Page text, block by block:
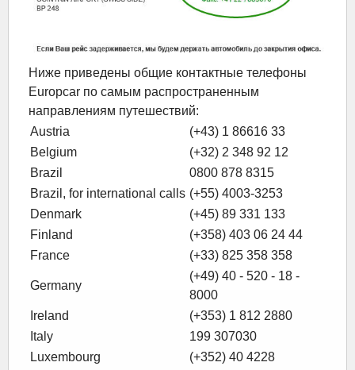
Ниже приведены общие контактные телефоны
Europcar по самым распространенным
направлениям путешествий:
Austria
(+43) 1 86616 33
Belgium
(+32) 2 348 92 12
Brazil
0800 878 8315
Brazil, for international calls (+55) 4003-3253
Denmark
(+45) 89 331 133
Finland
(+358) 403 06 24 44
France
(+33) 825 358 358
Germany
(+49) 40 - 520 - 18 -
8000
Ireland
(+353) 1 812 2880
Italy
199 307030
Luxembourg
(+352) 40 4228